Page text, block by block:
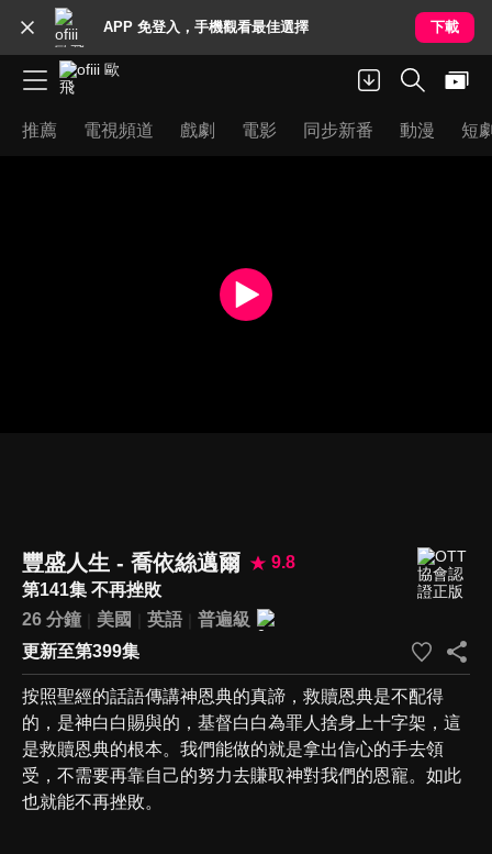
APP 免登入，手機觀看最佳選擇 下載
推薦 電視頻道 戲劇 電影 同步新番 動漫 短
豐盛人生 - 喬依絲邁爾
9.8
第141集 不再挫敗
26 分鐘
美國 英語
普遍級
更新至第399集
按照聖經的話語傳講神恩典的真諦，救贖恩典是不配得
的，是神白白賜與的，基督白白為罪人捨身上十字架，這
是救贖恩典的根本。我們能做的就是拿出信心的手去領
受，不需要再靠自己的努力去賺取神對我們的恩寵。如此
也就能不再挫敗。